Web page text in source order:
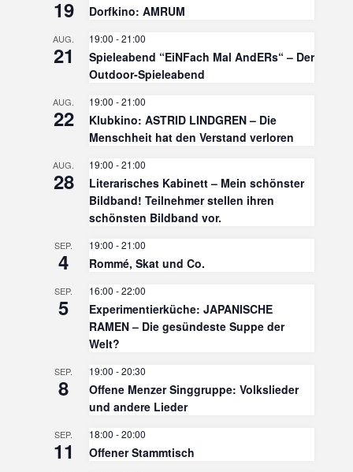
19 Dorfkino: AMRUM
AUG.
21
19:00 -21:00
Spieleabend “EiNFach Mal AndERs“ – Der
Outdoor-Spieleabend
AUG.
22
19:00 -21:00
Klubkino: ASTRID LINDGREN – Die
Menschheit hat den Verstand verloren
AUG.
28
19:00 -21:00
Literarisches Kabinett – Mein schönster
Bildband! Teilnehmer stellen ihren
schönsten Bildband vor.
SEP.
4
19:00 -21:00
Rommé, Skat und Co.
SEP.
5
16:00 -22:00
Experimentierküche: JAPANISCHE
RAMEN – Die gesündeste Suppe der
Welt?
SEP.
8
19:00 -20:30
Offene Menzer Singgruppe: Volkslieder
und andere Lieder
SEP.
11
18:00 -20:00
Offener Stammtisch